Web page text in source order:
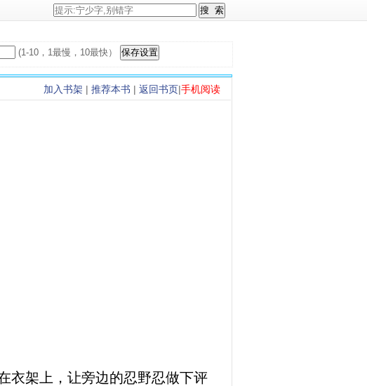
(1-10，1最慢，10最快）
加入书架 | 推荐本书 | 返回书页|手机阅读
衣架上，让旁边的忍野忍做下评